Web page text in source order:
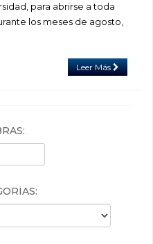
para abrirse a toda
los meses de agosto,
Leer Más